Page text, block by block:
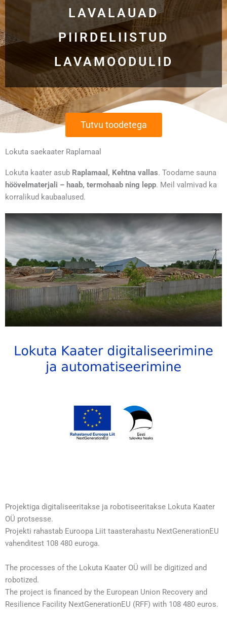
LAVALAUAD
PIIRDELIISTUD
LAVAMOODULID
Tutvu toodetega
Lokuta saekaater Raplamaal
Lokuta kaater asub Raplamaal, Kehtna vallas. Toodame sauna
höövelmaterjali – haab, termohaab ning lepp. Meil valmivad ka
korralikud kaubaalused.
Projektiga digitaliseeritakse ja robotiseeritakse Lokuta Kaater
OÜ protsesse.
Projekti rahastab Euroopa Liit taasterahastu NextGenerationEU
vahenditest 108 480 euroga.
The processes of the Lokuta Kaater OÜ will be digitized and
robotized.
The project is financed by the European Union Recovery and
Resilience Facility NextGenerationEU (RFF) with 108 480 euros.